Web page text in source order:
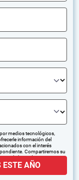
medios tecnológicos,
información del
con el interés
Compartiremos su
acuerdo a su petición.
AÑO